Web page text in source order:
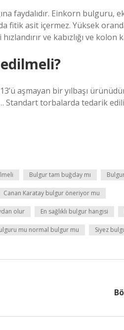
faydalıdır. Einkorn bulguru,
fitik asit içermez. Yüksek
ve kabızlığı ve kolon
aşmayan bir yılbaşı
Standart torbalarda tedarik
Bulgur tam buğday mı
Canan Karatay bulgur öneriyor mu
olur En sağlıklı bulgur hangisi
mu normal bulgur mu Siyez